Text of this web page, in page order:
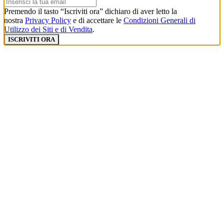
Premendo il tasto “Iscriviti ora” dichiaro di aver letto la
nostra Privacy Policy e di accettare le Condizioni Generali di
Utilizzo dei Siti e di Vendita.
ISCRIVITI ORA